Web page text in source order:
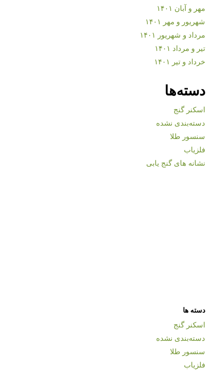
مهر و آبان ۱۴۰۱
شهریور و مهر ۱۴۰۱
مرداد و شهریور ۱۴۰۱
تیر و مرداد ۱۴۰۱
خرداد و تیر ۱۴۰۱
دسته‌ها
اسکنر گنج
دسته‌بندی نشده
سنسور طلا
فلزیاب
نشانه های گنج یابی
دسته ها
اسکنر گنج
دسته‌بندی نشده
سنسور طلا
فلزیاب